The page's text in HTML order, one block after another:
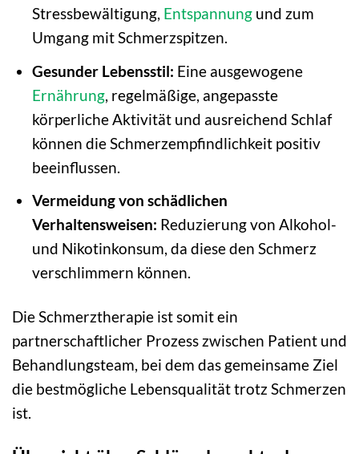
Stressbewältigung, Entspannungund zum
Umgang mit Schmerzspitzen.
Gesunder Lebensstil: Eine ausgewogene
Ernährung, regelmäßige, angepasste
körperliche Aktivität und ausreichend Schlaf
können die Schmerzempfindlichkeit positiv
beeinflussen.
Vermeidung von schädlichen
Verhaltensweisen: Reduzierung von Alkohol-
und Nikotinkonsum, da diese den Schmerz
verschlimmern können.
Die Schmerztherapie ist somit ein
partnerschaftlicher Prozess zwischen Patient und
Behandlungsteam, bei dem das gemeinsame Ziel
die bestmögliche Lebensqualität trotz Schmerzen
ist.